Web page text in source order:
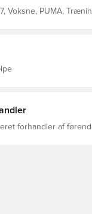
Voksne, PUMA,
forhandler af